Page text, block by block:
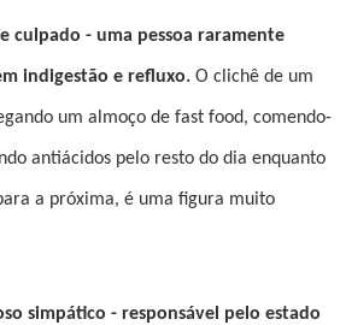
culpado - uma pessoa raramente
indigestão e refluxo. O clichê de um
um almoço de fast food, comendo-
antiácidos pelo resto do dia enquanto
a próxima, é uma figura muito
simpático - responsável pelo estado